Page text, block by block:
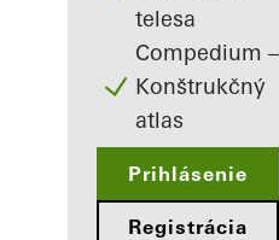
telesa
Compedium –
Konštrukčný
atlas
Prihlásenie
Registrácia